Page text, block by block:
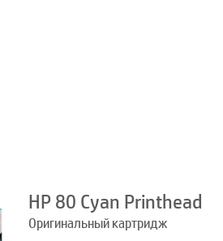
HP 80 Cyan Printhead
Оригинальный картридж